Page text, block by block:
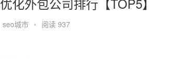
seo城市 • 阅读 937